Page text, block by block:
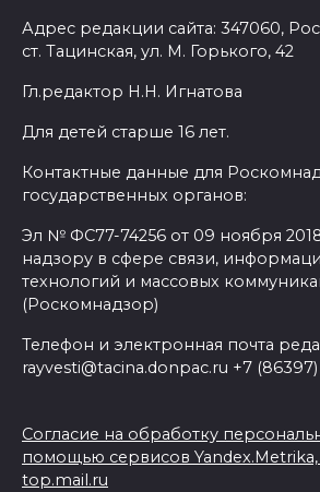
Адрес редакции сайта: 347060,
ст. Тацинская, ул. М. Горького, 42
Гл.редактор Н.Н. Игнатова
Для детей старше 16 лет.
Контактные данные для
государственных органов:
Эл № ФС77-74256 от 09 ноября
надзору в сфере связи,
технологий и массовых
(Роскомнадзор)
Телефон и электронная почта
rayvesti@tacina.donpac.ru +7
Согласие на обработку
помощью сервисов
top.mail.ru